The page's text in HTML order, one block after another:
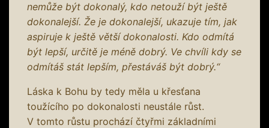
nemůže být dokonalý, kdo netouží být ještě
dokonalejší. Že je dokonalejší, ukazuje tím, jak
aspiruje k ještě větší dokonalosti. Kdo odmítá
být lepší, určitě je méně dobrý. Ve chvíli kdy se
odmítáš stát lepším, přestáváš být dobrý.“
Láska k Bohu by tedy měla u křesťana
toužícího po dokonalosti neustále růst.
V tomto růstu prochází čtyřmi základními